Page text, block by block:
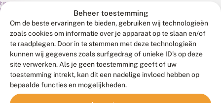
Beheer toestemming
Om de beste ervaringen te bieden, gebruiken wij technologieën
zoals cookies om informatie over je apparaat op te slaan en/of
te raadplegen. Door in te stemmen met deze technologieën
kunnen wij gegevens zoals surfgedrag of unieke ID's op deze
site verwerken. Als je geen toestemming geeft of uw
toestemming intrekt, kan dit een nadelige invloed hebben op
bepaalde functies en mogelijkheden.
Eikenuiltje
DRYOBOTODES
EREMITA